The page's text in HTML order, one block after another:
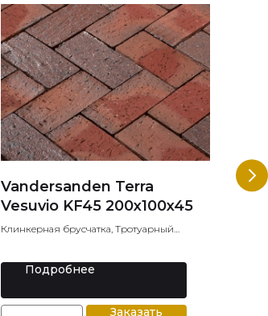
Vandersanden Terra
Vesuvio KF45 200x100x45
Клинкерная брусчатка, Тротуарный
Подробнее
Заказать